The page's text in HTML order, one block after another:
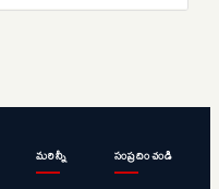
మరిన్నీ సంప్రదించండి